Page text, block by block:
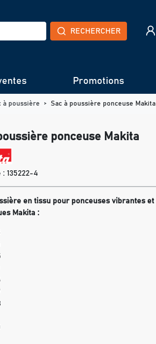
RECHERCHER
Promotions
à poussière Sac à poussière ponceuse Makita
ponceuse Makita
: 135222-4
en tissu pour ponceuses vibrantes et
Makita :